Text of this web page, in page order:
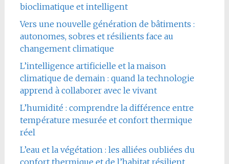
bioclimatique et intelligent
Vers une nouvelle génération de bâtiments :
autonomes, sobres et résilients face au
changement climatique
L’intelligence artificielle et la maison
climatique de demain : quand la technologie
apprend à collaborer avec le vivant
L’humidité : comprendre la différence entre
température mesurée et confort thermique
réel
L’eau et la végétation : les alliées oubliées du
confort thermique et de l’habitat résilient